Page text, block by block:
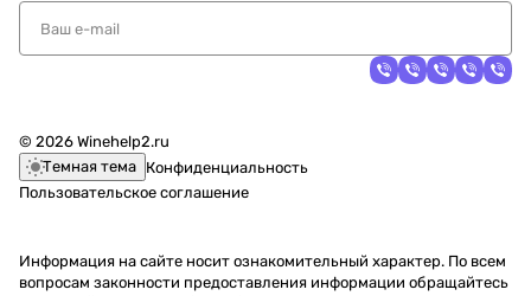
© 2026 Winehelp2.ru
Темная тема Конфиденциальность
Пользовательское соглашение
Информация на сайте носит ознакомительный характер. По всем
вопросам законности предоставления информации обращайтесь